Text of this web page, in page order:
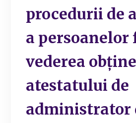
procedurii de
a persoanelor
vederea
atestatului de
administrator